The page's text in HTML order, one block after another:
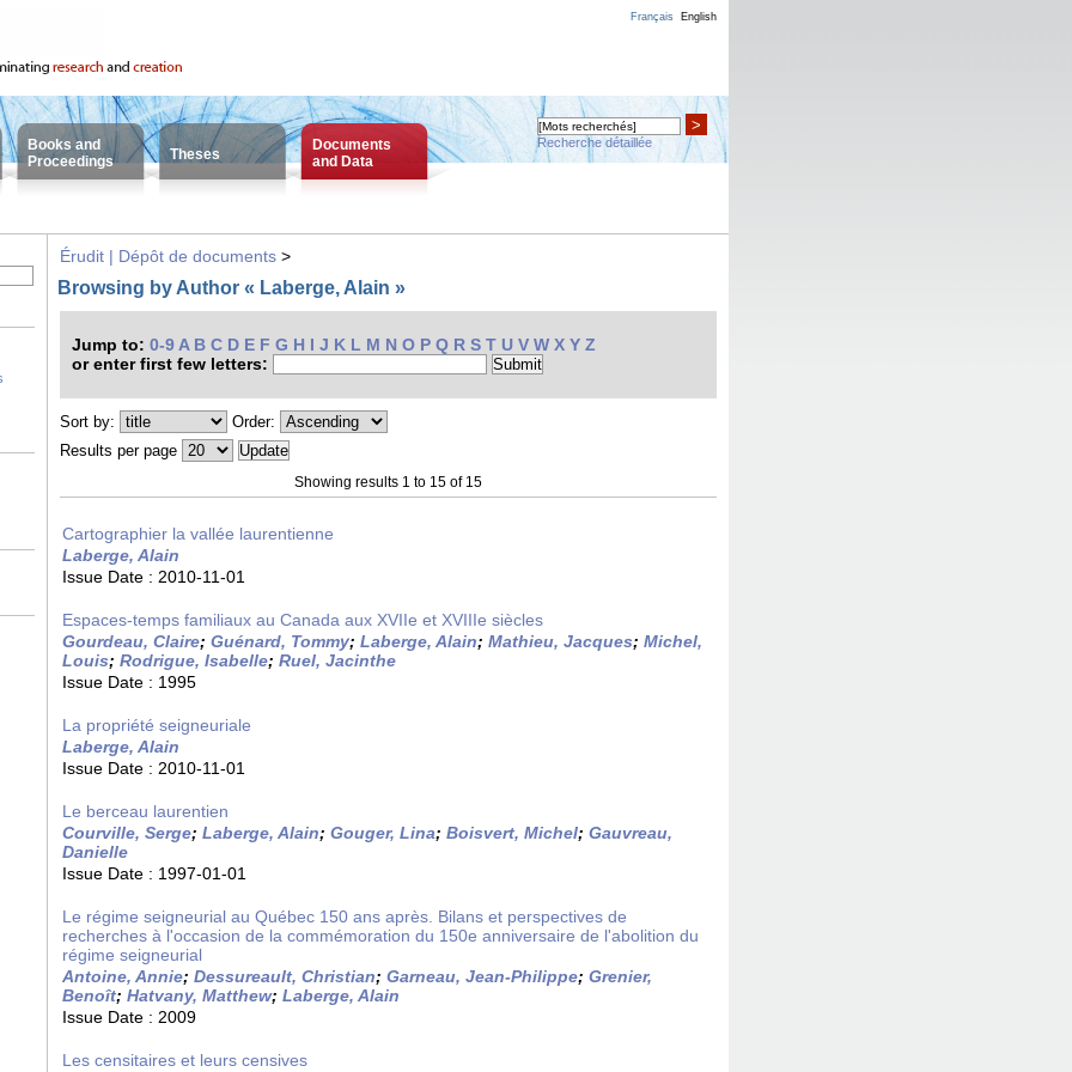
Français English
Books and
Proceedings
Theses
Documents
and Data
>
Recherche détaillée
Érudit | Dépôt de documents >
Browsing by Author « Laberge, Alain »
Jump to: 0-9 A B C D E F G H I J K L M N O P Q R S T U V W X Y Z
or enter first few letters:
Sort by:
Order:
Results per page
Showing results 1 to 15 of 15
Cartographier la vallée laurentienne
Laberge, Alain
Issue Date : 2010-11-01
Espaces-temps familiaux au Canada aux XVIIe et XVIIIe siècles
Gourdeau, Claire; Guénard, Tommy; Laberge, Alain; Mathieu, Jacques; Michel,
Louis; Rodrigue, Isabelle; Ruel, Jacinthe
Issue Date : 1995
La propriété seigneuriale
Laberge, Alain
Issue Date : 2010-11-01
Le berceau laurentien
Courville, Serge; Laberge, Alain; Gouger, Lina; Boisvert, Michel; Gauvreau,
Danielle
Issue Date : 1997-01-01
Le régime seigneurial au Québec 150 ans après. Bilans et perspectives de
recherches à l'occasion de la commémoration du 150e anniversaire de l'abolition du
régime seigneurial
Antoine, Annie; Dessureault, Christian; Garneau, Jean-Philippe; Grenier,
Benoît; Hatvany, Matthew; Laberge, Alain
Issue Date : 2009
Les censitaires et leurs censives